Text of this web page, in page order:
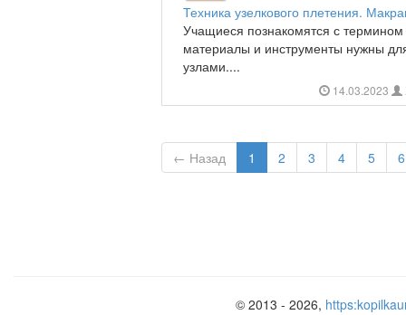
Техника узелкового плетения.
Учащиеся познакомятся с
материалы и инструменты нужны
узлами....
14.03.2023
← Назад 1 2 3 4 5 6
© 2013 - 2026,